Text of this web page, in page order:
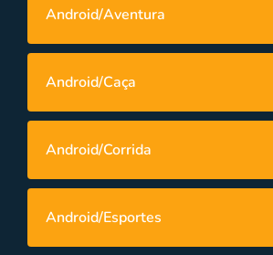
Android/Aventura
Android/Caça
Android/Corrida
Android/Esportes